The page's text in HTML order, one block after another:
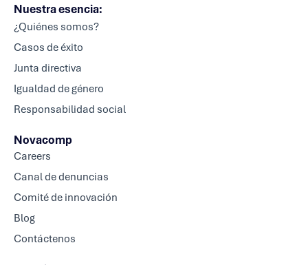
Nuestra esencia:
¿Quiénes somos?
Casos de éxito
Junta directiva
Igualdad de género
Responsabilidad social
Novacomp
Careers
Canal de denuncias
Comité de innovación
Blog
Contáctenos